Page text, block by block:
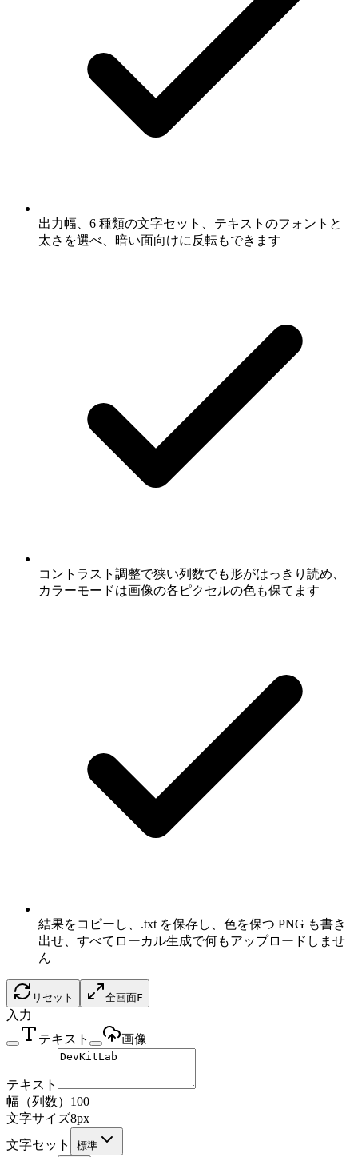
出力幅、6 種類の文字セット、テキストのフォントと
太さを選べ、暗い面向けに反転もできます
コントラスト調整で狭い列数でも形がはっきり読め、
カラーモードは画像の各ピクセルの色も保てます
結果をコピーし、.txt を保存し、色を保つ PNG も書き
出せ、すべてローカル生成で何もアップロードしませ
ん
リセット 全画面F
入力
テキスト
画像
テキスト
幅（列数） 100
文字サイズ8px
文字セット
標準